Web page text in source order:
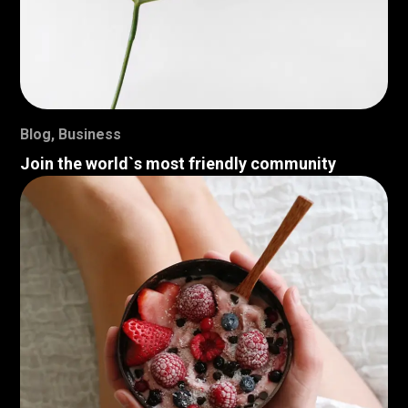
Blog, Business
Join the world`s most friendly community